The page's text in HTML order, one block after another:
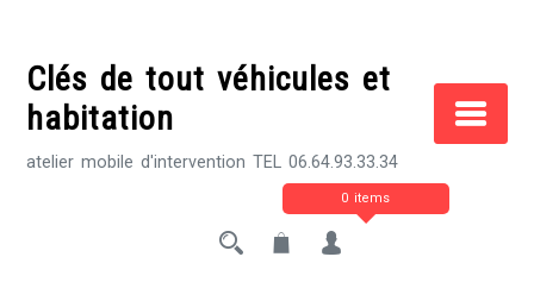
contentClés de tout véhicules et
habitation
atelier mobile d'intervention TEL 06.64.93.33.34
0 items